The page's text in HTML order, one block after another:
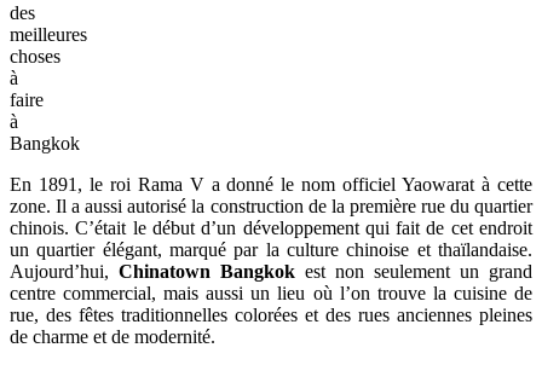
des
meilleures
choses
à
faire
à
Bangkok
En 1891, le roi Rama V a donné le nom officiel Yaowarat à cette
zone. Il a aussi autorisé la construction de la première rue du quartier
chinois. C’était le début d’un développement qui fait de cet endroit
un quartier élégant, marqué par la culture chinoise et thaïlandaise.
Aujourd’hui, Chinatown Bangkok est non seulement un grand
centre commercial, mais aussi un lieu où l’on trouve la cuisine de
rue, des fêtes traditionnelles colorées et des rues anciennes pleines
de charme et de modernité.